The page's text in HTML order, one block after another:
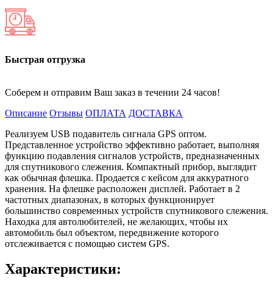
Быстрая отгрузка
Соберем и отправим Ваш заказ в течении 24 часов!
Описание Отзывы ОПЛАТА ДОСТАВКА
Реализуем USB подавитель сигнала GPS оптом.
Представленное устройство эффективно работает, выполняя
функцию подавления сигналов устройств, предназначенных
для спутникового слежения. Компактный прибор, выглядит
как обычная флешка. Продается с кейсом для аккуратного
хранения. На флешке расположен дисплей. Работает в 2
частотных диапазонах, в которых функционирует
большинство современных устройств спутникового слежения.
Находка для автолюбителей, не желающих, чтобы их
автомобиль был объектом, передвижение которого
отслеживается с помощью систем GPS.
Характеристики: